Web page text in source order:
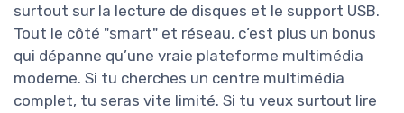
surtout sur la lecture de disques et le support USB.
Tout le côté "smart" et réseau, c’est plus un bonus
qui dépanne qu’une vraie plateforme multimédia
moderne. Si tu cherches un centre multimédia
complet, tu seras vite limité. Si tu veux surtout lire